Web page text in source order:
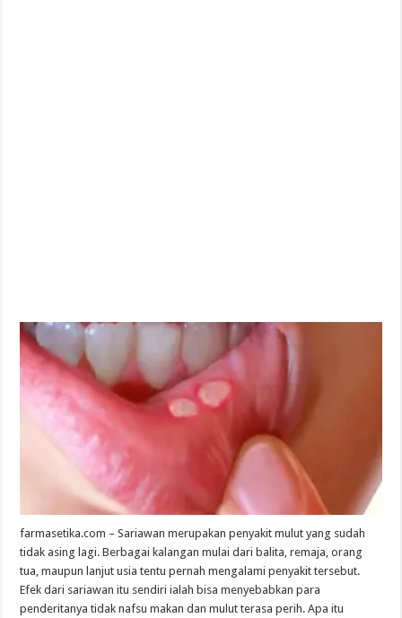
farmasetika.com – Sariawan merupakan penyakit mulut yang sudah
tidak asing lagi. Berbagai kalangan mulai dari balita, remaja, orang
tua, maupun lanjut usia tentu pernah mengalami penyakit tersebut.
Efek dari sariawan itu sendiri ialah bisa menyebabkan para
penderitanya tidak nafsu makan dan mulut terasa perih. Apa itu